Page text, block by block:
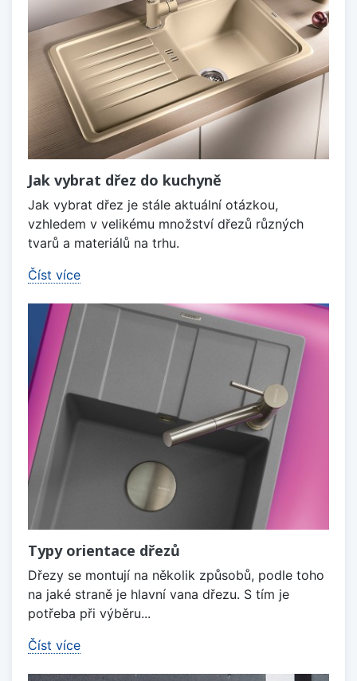
Jak vybrat dřez do kuchyně
Jak vybrat dřez je stále aktuální otázkou,
vzhledem v velikému množství dřezů různých
tvarů a materiálů na trhu.
Číst více
Typy orientace dřezů
Dřezy se montují na několik způsobů, podle toho
na jaké straně je hlavní vana dřezu. S tím je
potřeba při výběru...
Číst více